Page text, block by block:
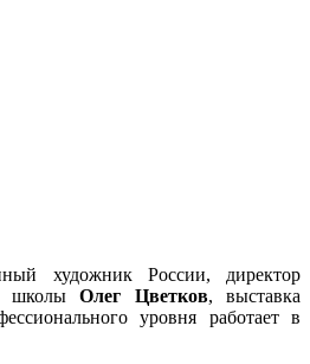
художник России, директор
школыОлег Цветков, выставка
уровня работает в